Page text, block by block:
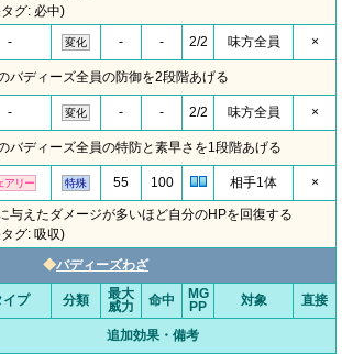
グ: 必中)
- 変化 - - 2/2 味方全員 ×
バディーズ全員の防御を2段階あげる
- 変化 - - 2/2 味方全員 ×
バディーズ全員の特防と素早さを1段階あげる
アリー 特殊 55 100 相手1体 ×
与えたダメージが多いほど自分のHPを回復する
グ: 吸収)
◆バディーズわざ
イプ 分類
最大
威力
命中
MG
PP
対象 直接
追加効果・備考